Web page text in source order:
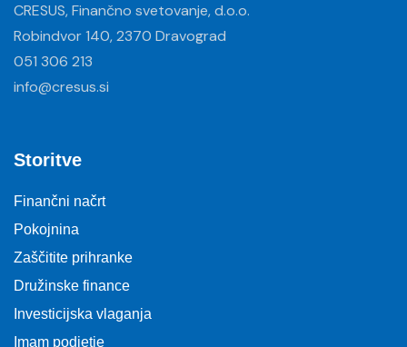
CRESUS, Finančno svetovanje, d.o.o.
Robindvor 140, 2370 Dravograd
051 306 213
info@cresus.si
Storitve
Finančni načrt
Pokojnina
Zaščitite prihranke
Družinske finance
Investicijska vlaganja
Imam podjetje